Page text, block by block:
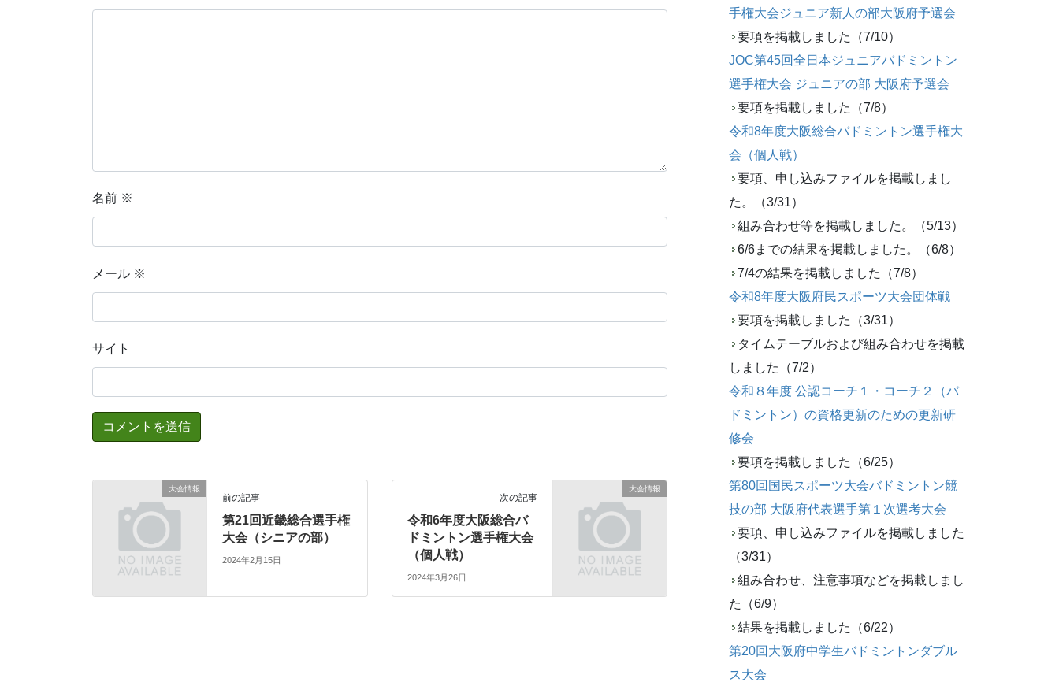
名前 ※
メール ※
サイト
大会情報
前の記事
第21回近畿総合選手権
大会（シニアの部）
2024年2月15日
大会情報
次の記事
令和6年度大阪総合バ
ドミントン選手権大会
（個人戦）
2024年3月26日
手権大会ジュニア新人の部大阪府予選会
要項を掲載しました（7/10）
JOC第45回全日本ジュニアバドミントン
選手権大会 ジュニアの部 大阪府予選会
要項を掲載しました（7/8）
令和8年度大阪総合バドミントン選手権大
会（個人戦）
要項、申し込みファイルを掲載しまし
た。（3/31）
組み合わせ等を掲載しました。（5/13）
6/6までの結果を掲載しました。（6/8）
7/4の結果を掲載しました（7/8）
令和8年度大阪府民スポーツ大会団体戦
要項を掲載しました（3/31）
タイムテーブルおよび組み合わせを掲載
しました（7/2）
令和８年度 公認コーチ１・コーチ２（バ
ドミントン）の資格更新のための更新研
修会
要項を掲載しました（6/25）
第80回国民スポーツ大会バドミントン競
技の部 大阪府代表選手第１次選考大会
要項、申し込みファイルを掲載しました
（3/31）
組み合わせ、注意事項などを掲載しまし
た（6/9）
結果を掲載しました（6/22）
第20回大阪府中学生バドミントンダブル
ス大会